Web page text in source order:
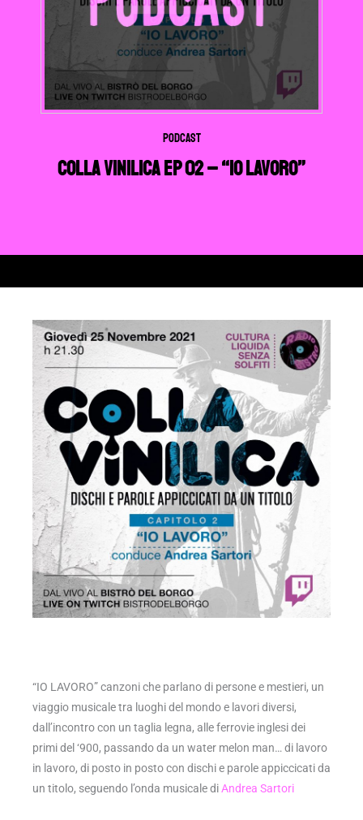
Podcast
Colla Vinilica EP 02 – “Io Lavoro”
“IO LAVORO” canzoni che parlano di persone e mestieri, un
viaggio musicale tra luoghi del mondo e lavori diversi,
dall’incontro con un taglia legna, alle ferrovie inglesi dei
primi del ‘900, passando da un water melon man… di lavoro
in lavoro, di posto in posto con dischi e parole appiccicati da
un titolo, seguendo l’onda musicale diAndrea Sartori